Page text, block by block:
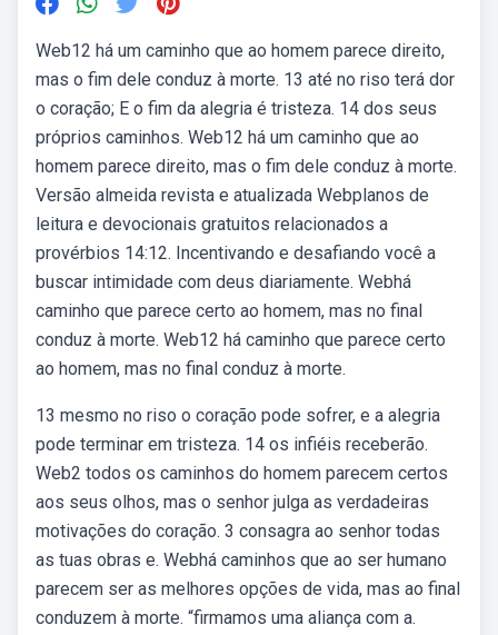
Web12 há um caminho que ao homem parece direito,
mas o fim dele conduz à morte. 13 até no riso terá dor
o coração; E o fim da alegria é tristeza. 14 dos seus
próprios caminhos. Web12 há um caminho que ao
homem parece direito, mas o fim dele conduz à morte.
Versão almeida revista e atualizada Webplanos de
leitura e devocionais gratuitos relacionados a
provérbios 14:12. Incentivando e desafiando você a
buscar intimidade com deus diariamente. Webhá
caminho que parece certo ao homem, mas no final
conduz à morte. Web12 há caminho que parece certo
ao homem, mas no final conduz à morte.
13 mesmo no riso o coração pode sofrer, e a alegria
pode terminar em tristeza. 14 os infiéis receberão.
Web2 todos os caminhos do homem parecem certos
aos seus olhos, mas o senhor julga as verdadeiras
motivações do coração. 3 consagra ao senhor todas
as tuas obras e. Webhá caminhos que ao ser humano
parecem ser as melhores opções de vida, mas ao final
conduzem à morte. “firmamos uma aliança com a.